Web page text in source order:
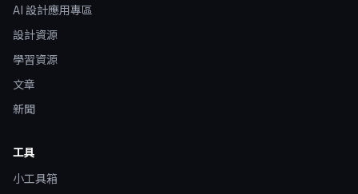
AI 設計應用專區
設計資源
學習資源
文章
新聞
工具
小工具箱